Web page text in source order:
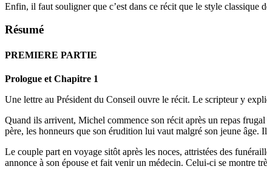
Enfin, il faut souligner que c’est dans ce récit que le style classique
Résumé
PREMIERE PARTIE
Prologue et Chapitre 1
Une lettre au Président du Conseil ouvre le récit. Le scripteur y
Quand ils arrivent, Michel commence son récit après un repas
père, les honneurs que son érudition lui vaut malgré son jeune
Le couple part en voyage sitôt après les noces, attristées des
annonce à son épouse et fait venir un médecin. Celui-ci se montre